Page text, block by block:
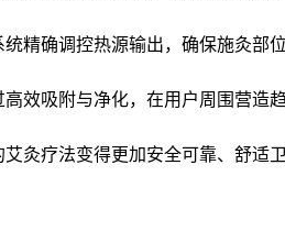
精确调控热源输出，确保施灸部
效吸附与净化，在用户周围营造
灸疗法变得更加安全可靠、舒适卫